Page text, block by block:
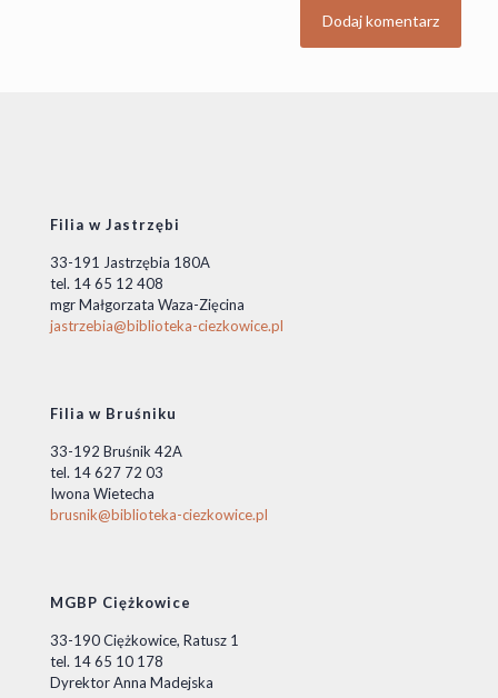
Filia w Jastrzębi
33-191 Jastrzębia 180A
tel. 14 65 12 408
mgr Małgorzata Waza-Zięcina
jastrzebia@biblioteka-ciezkowice.pl
Filia w Bruśniku
33-192 Bruśnik 42A
tel. 14 627 72 03
Iwona Wietecha
brusnik@biblioteka-ciezkowice.pl
MGBP Ciężkowice
33-190 Ciężkowice, Ratusz 1
tel. 14 65 10 178
Dyrektor Anna Madejska